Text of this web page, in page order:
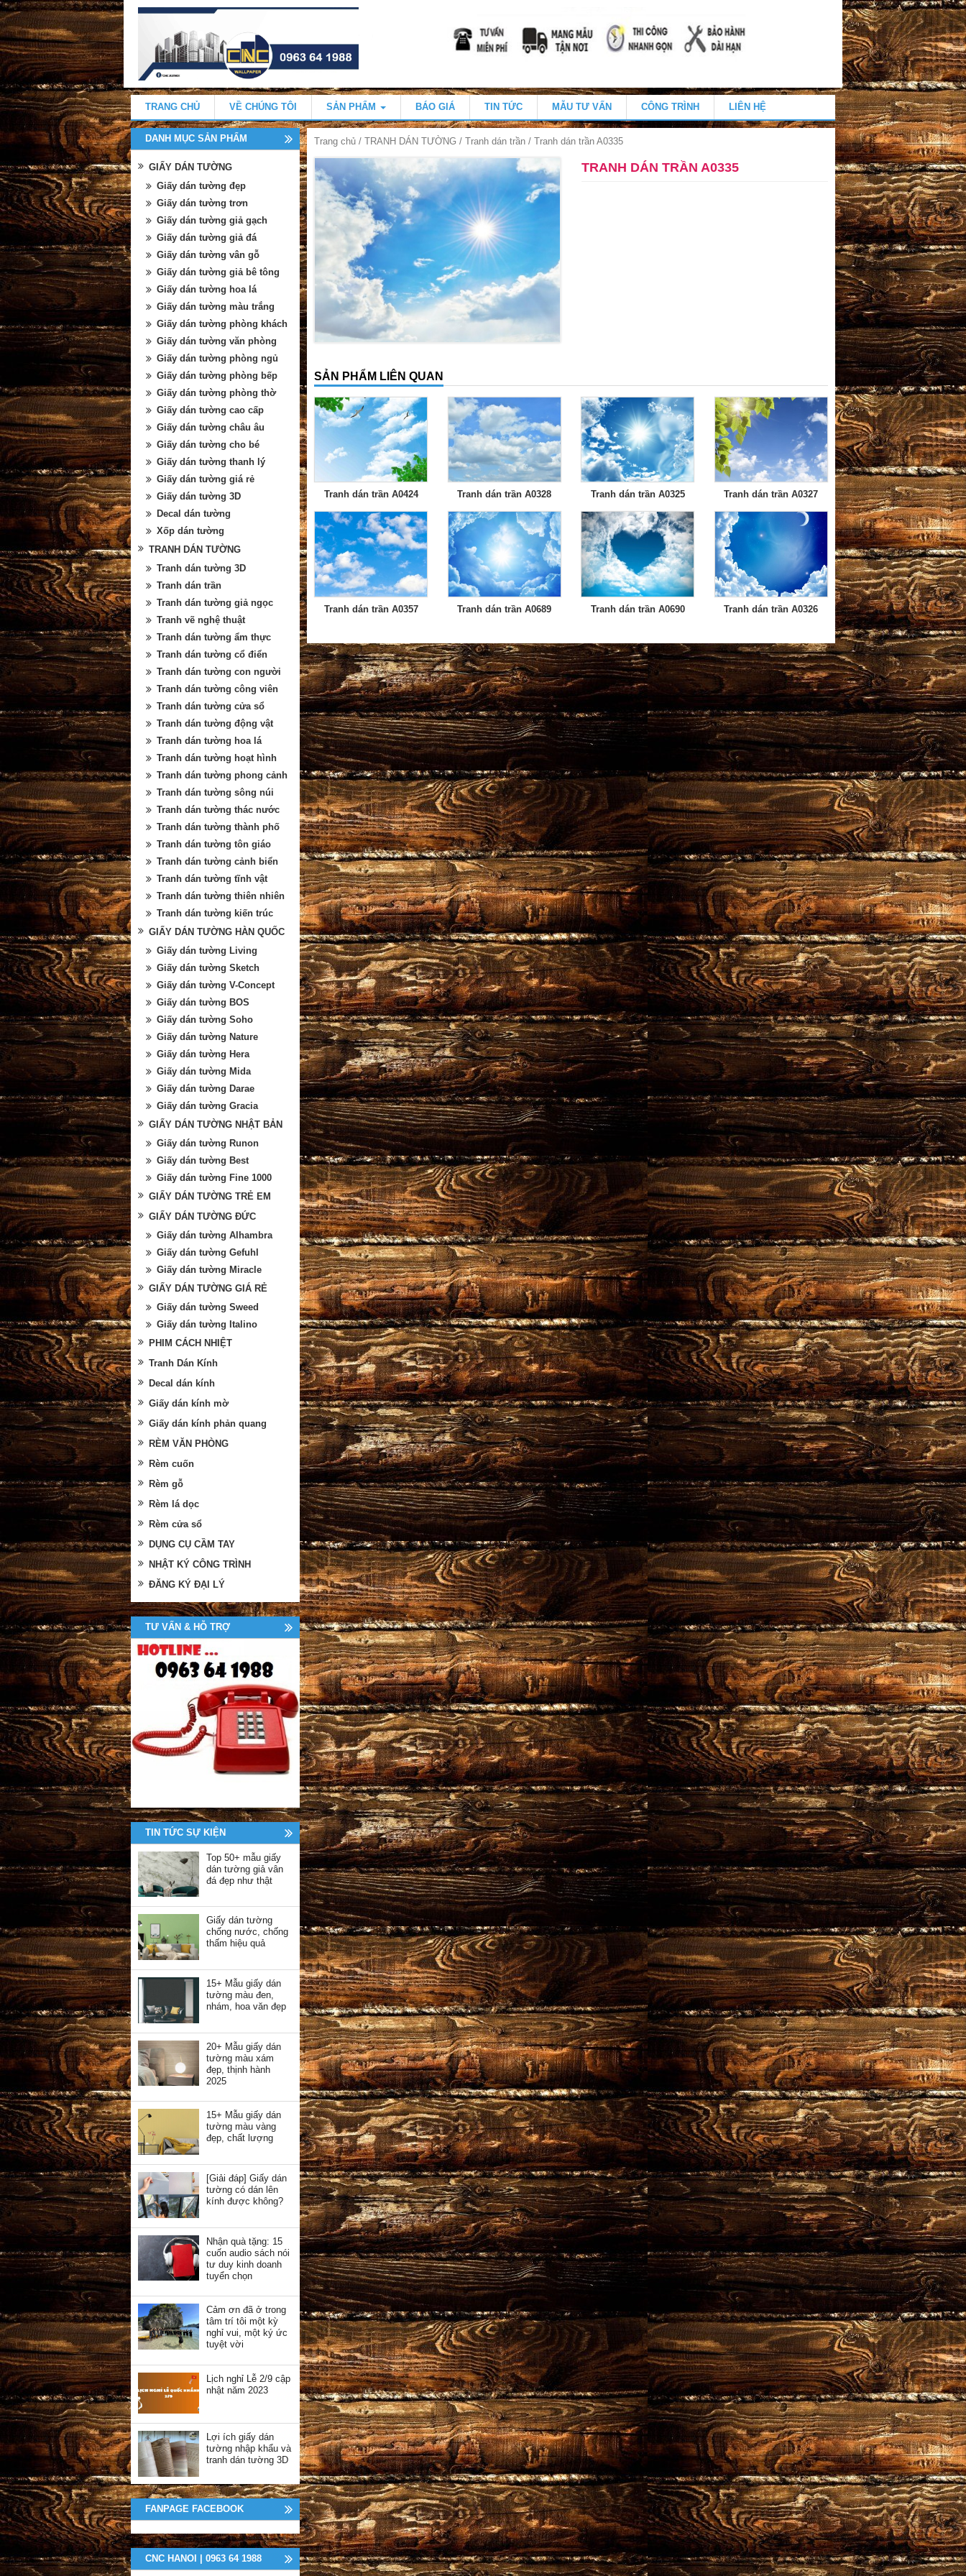
NHẬN ƯU ĐÃI
✕
ĐIỀN FORM & CHAT NGAY
TRANG CHỦ VỀ CHÚNG TÔI SẢN PHẨM BÁO GIÁ TIN TỨC MẪU TƯ VẤN CÔNG TRÌNH LIÊN HỆ
Trang chủ / TRANH DÁN TƯỜNG / Tranh dán trần / Tranh dán trần A0335
TRANH DÁN TRẦN A0335
SẢN PHẨM LIÊN QUAN
Tranh dán trần A0424 Tranh dán trần A0328 Tranh dán trần A0325 Tranh dán trần A0327
Tranh dán trần A0357 Tranh dán trần A0689 Tranh dán trần A0690 Tranh dán trần A0326
DANH MỤC SẢN PHẨM
GIẤY DÁN TƯỜNG
Giấy dán tường đẹp
Giấy dán tường trơn
Giấy dán tường giả gạch
Giấy dán tường giả đá
Giấy dán tường vân gỗ
Giấy dán tường giả bê tông
Giấy dán tường hoa lá
Giấy dán tường màu trắng
Giấy dán tường phòng khách
Giấy dán tường văn phòng
Giấy dán tường phòng ngủ
Giấy dán tường phòng bếp
Giấy dán tường phòng thờ
Giấy dán tường cao cấp
Giấy dán tường châu âu
Giấy dán tường cho bé
Giấy dán tường thanh lý
Giấy dán tường giá rẻ
Giấy dán tường 3D
Decal dán tường
Xốp dán tường
TRANH DÁN TƯỜNG
Tranh dán tường 3D
Tranh dán trần
Tranh dán tường giả ngọc
Tranh vẽ nghệ thuật
Tranh dán tường ẩm thực
Tranh dán tường cổ điển
Tranh dán tường con người
Tranh dán tường công viên
Tranh dán tường cửa sổ
Tranh dán tường động vật
Tranh dán tường hoa lá
Tranh dán tường hoạt hình
Tranh dán tường phong cảnh
Tranh dán tường sông núi
Tranh dán tường thác nước
Tranh dán tường thành phố
Tranh dán tường tôn giáo
Tranh dán tường cảnh biển
Tranh dán tường tĩnh vật
Tranh dán tường thiên nhiên
Tranh dán tường kiến trúc
GIẤY DÁN TƯỜNG HÀN QUỐC
Giấy dán tường Living
Giấy dán tường Sketch
Giấy dán tường V-Concept
Giấy dán tường BOS
Giấy dán tường Soho
Giấy dán tường Nature
Giấy dán tường Hera
Giấy dán tường Mida
Giấy dán tường Darae
Giấy dán tường Gracia
GIẤY DÁN TƯỜNG NHẬT BẢN
Giấy dán tường Runon
Giấy dán tường Best
Giấy dán tường Fine 1000
GIẤY DÁN TƯỜNG TRẺ EM
GIẤY DÁN TƯỜNG ĐỨC
Giấy dán tường Alhambra
Giấy dán tường Gefuhl
Giấy dán tường Miracle
GIẤY DÁN TƯỜNG GIÁ RẺ
Giấy dán tường Sweed
Giấy dán tường Italino
PHIM CÁCH NHIỆT
Tranh Dán Kính
Decal dán kính
Giấy dán kính mờ
Giấy dán kính phản quang
RÈM VĂN PHÒNG
Rèm cuốn
Rèm gỗ
Rèm lá dọc
Rèm cửa sổ
DỤNG CỤ CẦM TAY
NHẬT KÝ CÔNG TRÌNH
ĐĂNG KÝ ĐẠI LÝ
TƯ VẤN & HỖ TRỢ
TIN TỨC SỰ KIỆN
Top 50+ mẫu giấy
dán tường giả vân
đá đẹp như thật
Giấy dán tường
chống nước, chống
thấm hiệu quả
15+ Mẫu giấy dán
tường màu đen,
nhám, hoa văn đẹp
20+ Mẫu giấy dán
tường màu xám
đẹp, thịnh hành
2025
15+ Mẫu giấy dán
tường màu vàng
đẹp, chất lượng
[Giải đáp] Giấy dán
tường có dán lên
kính được không?
Nhận quà tặng: 15
cuốn audio sách nói
tư duy kinh doanh
tuyển chọn
Cảm ơn đã ở trong
tâm trí tôi một kỳ
nghỉ vui, một ký ức
tuyệt vời
Lịch nghỉ Lễ 2/9 cập
nhật năm 2023
Lợi ích giấy dán
tường nhập khẩu và
tranh dán tường 3D
FANPAGE FACEBOOK
CNC HANOI | 0963 64 1988